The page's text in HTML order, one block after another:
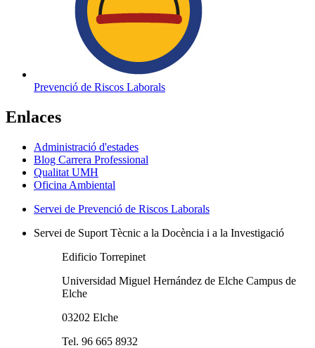
Prevenció de Riscos Laborals
Enlaces
Administració d'estades
Blog Carrera Professional
Qualitat UMH
Oficina Ambiental
Servei de Prevenció de Riscos Laborals
Servei de Suport Tècnic a la Docència i a la Investigació
Edificio Torrepinet
Universidad Miguel Hernández de Elche Campus de
Elche
03202 Elche
Tel. 96 665 8932